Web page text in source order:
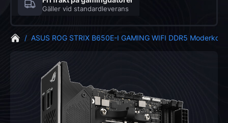
Gäller vid standardleverans
/ ASUS ROG STRIX B650E-I GAMING WIFI DDR5 Moderkort